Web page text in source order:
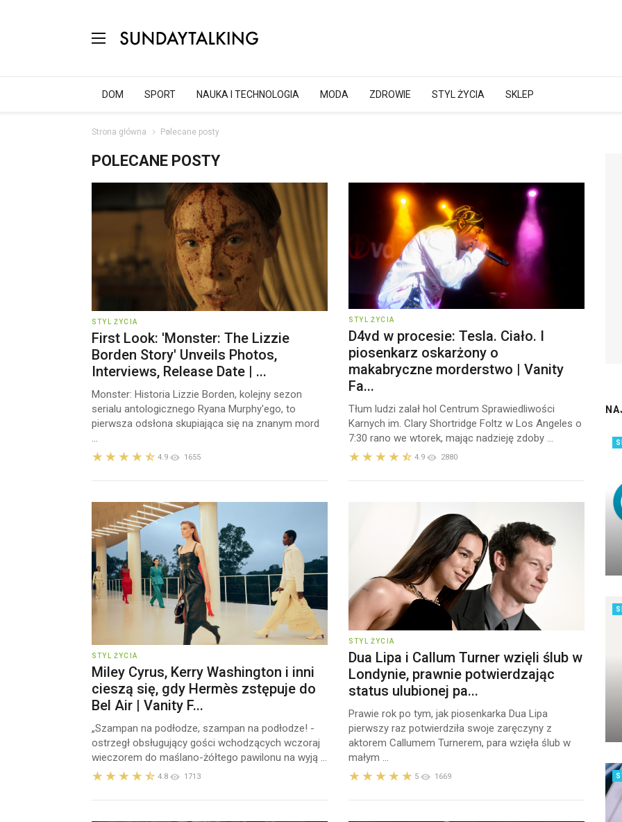
DOM SPORT NAUKA I TECHNOLOGIA MODA ZDROWIE STYL ŻYCIA SKLEP
Strona główna Polecane posty
POLECANE POSTY
STYL ŻYCIA
First Look: 'Monster: The Lizzie
Borden Story' Unveils Photos,
Interviews, Release Date | ...
Monster: Historia Lizzie Borden, kolejny sezon
serialu antologicznego Ryana Murphy'ego, to
pierwsza odsłona skupiająca się na znanym mord
...
4.9 1655
STYL ŻYCIA
D4vd w procesie: Tesla. Ciało. I
piosenkarz oskarżony o
makabryczne morderstwo | Vanity
Fa...
Tłum ludzi zalał hol Centrum Sprawiedliwości
Karnych im. Clary Shortridge Foltz w Los Angeles o
7:30 rano we wtorek, mając nadzieję zdoby ...
4.9 2880
STYL ŻYCIA
Miley Cyrus, Kerry Washington i inni
cieszą się, gdy Hermès zstępuje do
Bel Air | Vanity F...
„Szampan na podłodze, szampan na podłodze! -
ostrzegł obsługujący gości wchodzących wczoraj
wieczorem do maślano-żółtego pawilonu na wyją ...
4.8 1713
STYL ŻYCIA
Dua Lipa i Callum Turner wzięli ślub w
Londynie, prawnie potwierdzając
status ulubionej pa...
Prawie rok po tym, jak piosenkarka Dua Lipa
pierwszy raz potwierdziła swoje zaręczyny z
aktorem Callumem Turnerem, para wzięła ślub w
małym ...
5 1669